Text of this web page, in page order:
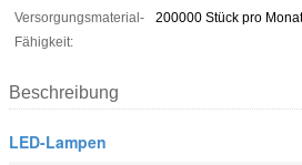
Versorgungsmaterial-
Fähigkeit:
200000 Stück pro Monat
Beschreibung
LED-Lampen